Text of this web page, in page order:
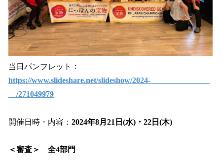
当日パンフレット：
https://www.slideshare.net/slideshow/2024-_______________
__/271049979
開催日時・内容： 2024年8月21日(水)・22日(木)
＜審査＞ 全4部門